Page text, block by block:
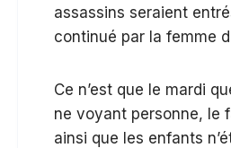
assassins seraient
continué par la femme
Ce n’est que le mardi
ne voyant personne, le
ainsi que les enfants